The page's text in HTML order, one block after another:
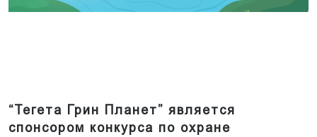
“Тегета Грин Планет” является
спонсором конкурса по охране